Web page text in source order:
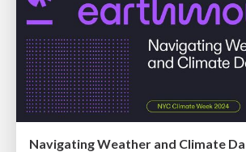
Navigating Weather and Climate